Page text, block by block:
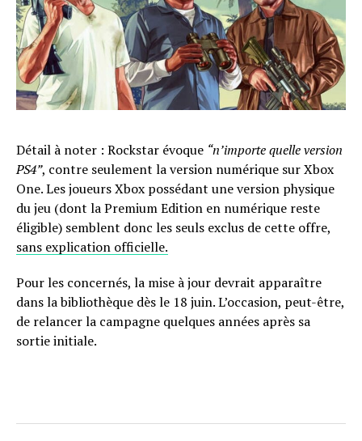
Détail à noter : Rockstar évoque “n’importe quelle version
PS4”, contre seulement la version numérique sur Xbox
One. Les joueurs Xbox possédant une version physique
du jeu (dont la Premium Edition en numérique reste
éligible) semblent donc les seuls exclus de cette offre,
sans explication officielle.
Pour les concernés, la mise à jour devrait apparaître
dans la bibliothèque dès le 18 juin. L’occasion, peut-être,
de relancer la campagne quelques années après sa
sortie initiale.